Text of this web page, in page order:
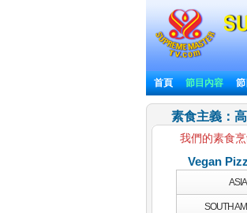
首頁 節目內容
素食主義：
我們的素食
Vegan
ASIA
SOUTH